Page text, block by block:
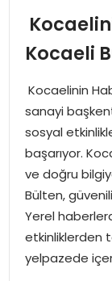
SIYASET
DÜNYA
SPOR
TEKNOLOJI
SAĞLIK
MAGAZIN
YAŞAM
Kocaeli
Kocaelinin
sanayi
sosyal
başarıyor.
ve doğru
Bülten,
Yerel
etkinliklerden
yelpazede